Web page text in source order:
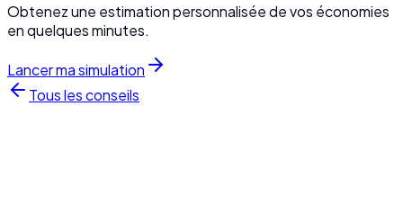
Obtenez une estimation personnalisée de vos économies
en quelques minutes.
Lancer ma simulation
Tous les conseils